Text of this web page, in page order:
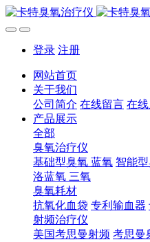
登录 注册
网站首页
关于我们
公司简介 在线留言 在
产品展示
全部
臭氧治疗仪
基础型臭氧 蓝氧 智能
洛蓝氧 三氧
臭氧耗材
抗氧化血袋 专利输血器
射频治疗仪
美国考思曼射频 考思曼